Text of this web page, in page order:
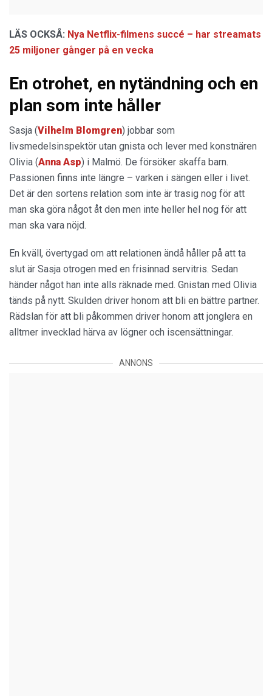
LÄS OCKSÅ: Nya Netflix-filmens succé – har streamats
25 miljoner gånger på en vecka
En otrohet, en nytändning och en
plan som inte håller
Sasja (Vilhelm Blomgren) jobbar som
livsmedelsinspektör utan gnista och lever med konstnären
Olivia (Anna Asp) i Malmö. De försöker skaffa barn.
Passionen finns inte längre – varken i sängen eller i livet.
Det är den sortens relation som inte är trasig nog för att
man ska göra något åt den men inte heller hel nog för att
man ska vara nöjd.
En kväll, övertygad om att relationen ändå håller på att ta
slut är Sasja otrogen med en frisinnad servitris. Sedan
händer något han inte alls räknade med. Gnistan med Olivia
tänds på nytt. Skulden driver honom att bli en bättre partner.
Rädslan för att bli påkommen driver honom att jonglera en
alltmer invecklad härva av lögner och iscensättningar.
ANNONS